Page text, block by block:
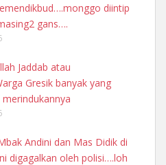
diintip
gans….
Jaddab atau
Gresik banyak yang
Andini dan Mas Didik di
digagalkan oleh polisi….loh